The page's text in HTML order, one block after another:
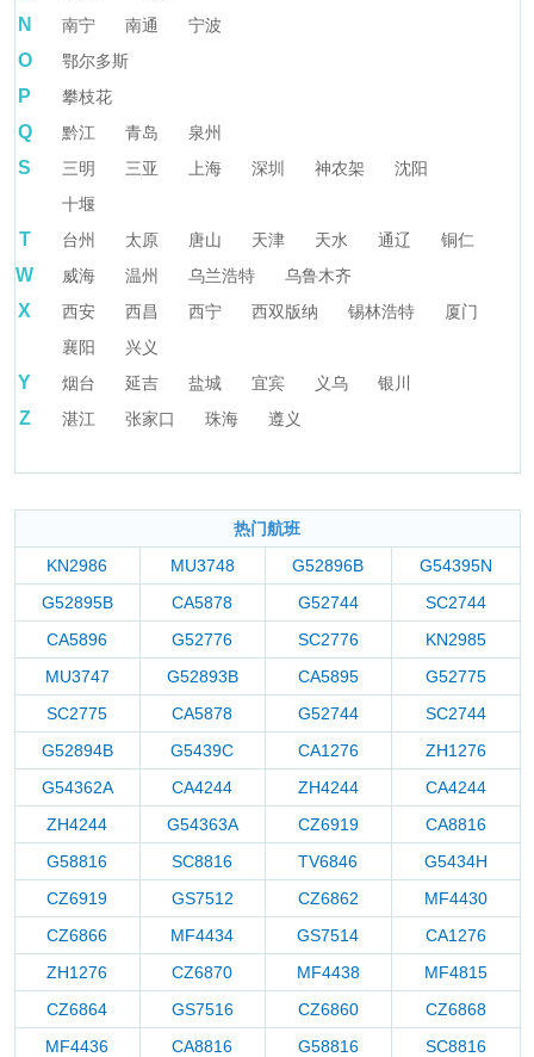
N 南宁 南通 宁波
O 鄂尔多斯
P 攀枝花
Q 黔江 青岛 泉州
S 三明 三亚 上海 深圳 神农架
沈阳
十堰
T 台州 太原 唐山 天津 天水 通辽 铜仁
W 威海 温州 乌兰浩特 乌鲁木齐
X 西安 西昌 西宁 西双版纳 锡林浩特
厦门
襄阳
兴义
Y 烟台 延吉 盐城 宜宾 义乌 银川
Z 湛江 张家口 珠海 遵义
热门航班
KN2986
MU3748 G52896B
G54395N
G52895B
CA5878 G52744
SC2744
CA5896
G52776 SC2776
KN2985
MU3747
G52893B CA5895
G52775
SC2775
CA5878 G52744
SC2744
G52894B
G5439C CA1276
ZH1276
G54362A
CA4244 ZH4244
CA4244
ZH4244
G54363A CZ6919
CA8816
G58816
SC8816 TV6846
G5434H
CZ6919
GS7512 CZ6862
MF4430
CZ6866
MF4434 GS7514
CA1276
ZH1276
CZ6870 MF4438
MF4815
CZ6864
GS7516 CZ6860
CZ6868
MF4436
CA8816 G58816
SC8816